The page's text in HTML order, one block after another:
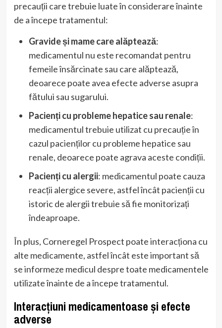
precauții care trebuie luate în considerare înainte
de a începe tratamentul:
Gravide și mame care alăptează:
medicamentul nu este recomandat pentru
femeile însărcinate sau care alăptează,
deoarece poate avea efecte adverse asupra
fătului sau sugarului.
Pacienți cu probleme hepatice sau renale:
medicamentul trebuie utilizat cu precauție în
cazul pacienților cu probleme hepatice sau
renale, deoarece poate agrava aceste condiții.
Pacienți cu alergii: medicamentul poate cauza
reacții alergice severe, astfel încât pacienții cu
istoric de alergii trebuie să fie monitorizați
îndeaproape.
În plus, Corneregel Prospect poate interacționa cu
alte medicamente, astfel încât este important să
se informeze medicul despre toate medicamentele
utilizate înainte de a începe tratamentul.
Interacțiuni medicamentoase și efecte
adverse